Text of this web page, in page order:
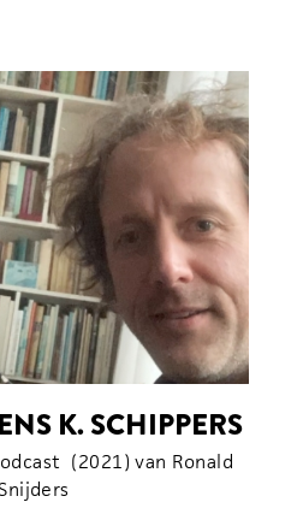
K. SCHIPPERS
(2021) van Ronald